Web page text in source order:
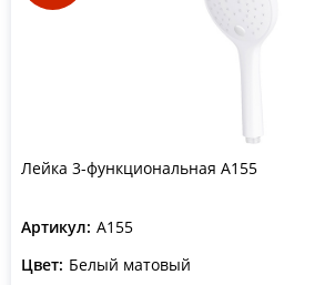
Лейка 3-функциональная A155
Артикул: A155
Цвет: Белый матовый